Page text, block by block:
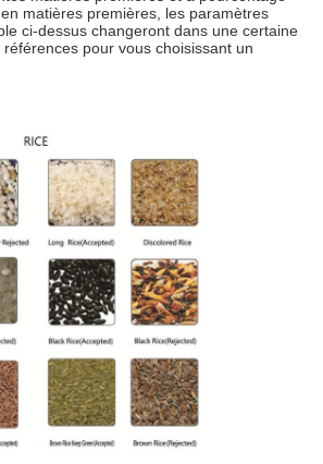
matières premières, les paramètres
ci-dessus changeront dans une certaine
pour vous choisissant un